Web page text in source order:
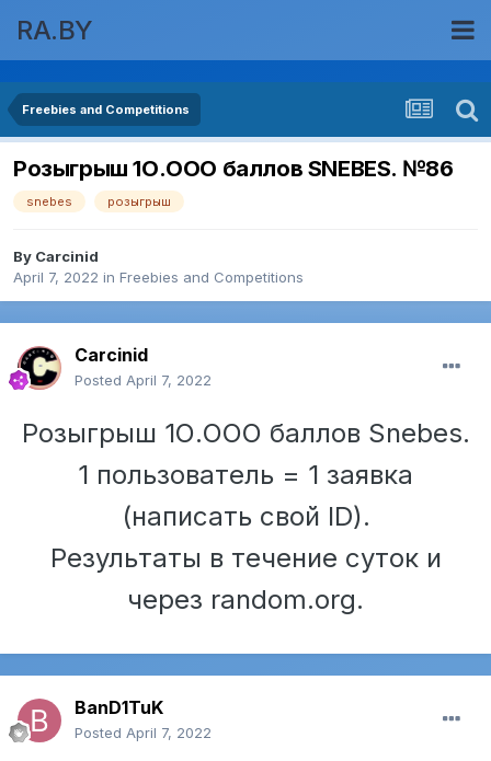
RA.BY
Freebies and Competitions
Розыгрыш 1О.ООО баллов SNEBES. №86
snebes розыгрыш
By Carcinid
April 7, 2022 in Freebies and Competitions
Carcinid
Posted April 7, 2022
Розыгрыш 1О.ООО баллов Snebes.
1 пользователь = 1 заявка
(написать свой ID).
Результаты в течение суток и
через random.org.
BanD1TuK
Posted April 7, 2022